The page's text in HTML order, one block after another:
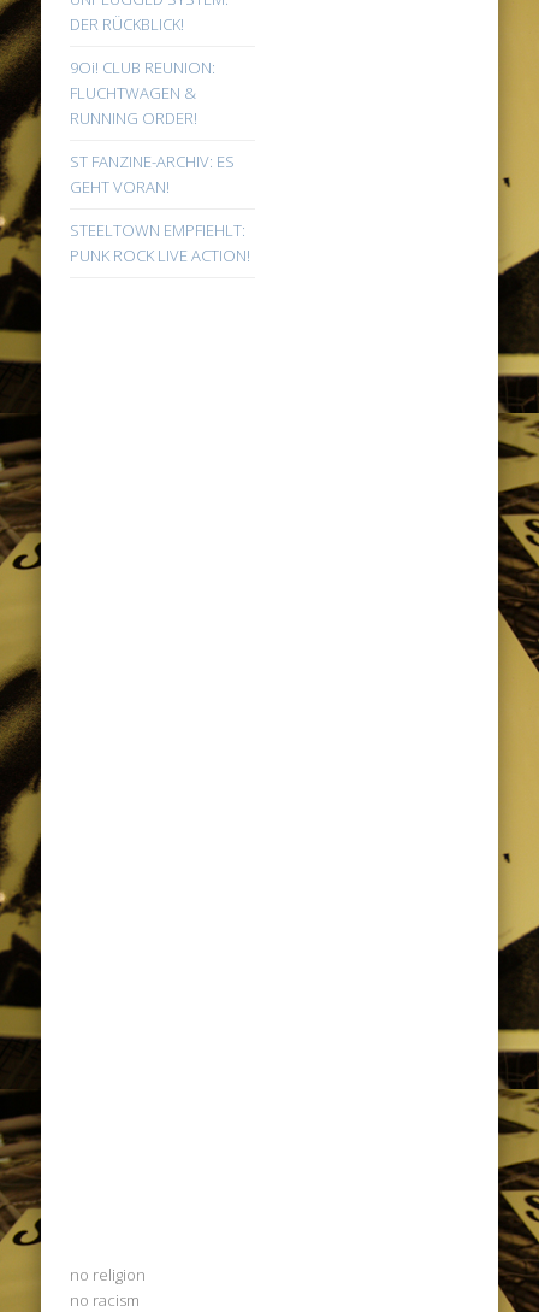
DER RÜCKBLICK!
9Oi! CLUB REUNION:
FLUCHTWAGEN &
RUNNING ORDER!
ST FANZINE-ARCHIV: ES
GEHT VORAN!
STEELTOWN EMPFIEHLT:
PUNK ROCK LIVE ACTION!
no religion
no racism